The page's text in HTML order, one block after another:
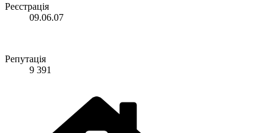
Реєстрація
09.06.07
Репутація
9 391